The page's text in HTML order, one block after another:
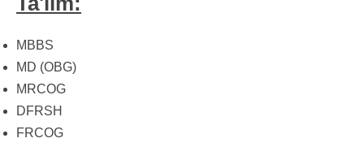
MBBS
MD (OBG)
MRCOG
DFRSH
FRCOG